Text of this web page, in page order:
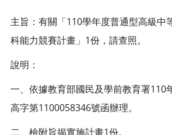
主旨：有關「110學年度普通型高級中
科能力競賽計畫」1份，請查照。
說明：
一、依據教育部國民及學前教育署110
高字第1100058346號函辦理。
二、檢附旨揭實施計畫1份。